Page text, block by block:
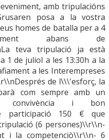
amb tripulacións
posa a la vostra
homes de batalla per a 4
abans de
teva tripulació ja està
1 de juliol a les 13:30h a la
a les Interempreses
de l\\\'esforç, la
com sempre amb un
convivència i bon
participació 150 € que
(6 persones)\\r\\n-
i la competenciò\\r\\n- 6